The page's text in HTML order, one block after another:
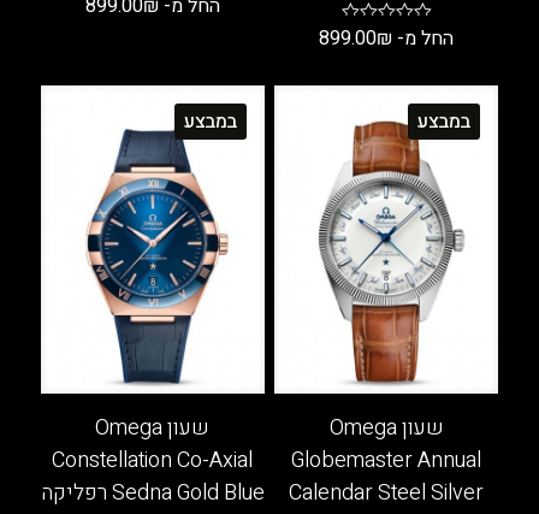
החל מ- 899.00₪
יש
מספר
סוגים.
ניתן
לבחור
את
האפשרויות
בעמוד
המוצר
החל מ- 899.00₪
מספר
סוגים.
ניתן
לבחור
את
האפשרויות
בעמוד
המוצר
במבצע
שעון Omega
Globemaster Annual
Calendar Steel Silver
במבצע
שעון Omega
Constellation Co-Axial
Sedna Gold Blue רפליקה